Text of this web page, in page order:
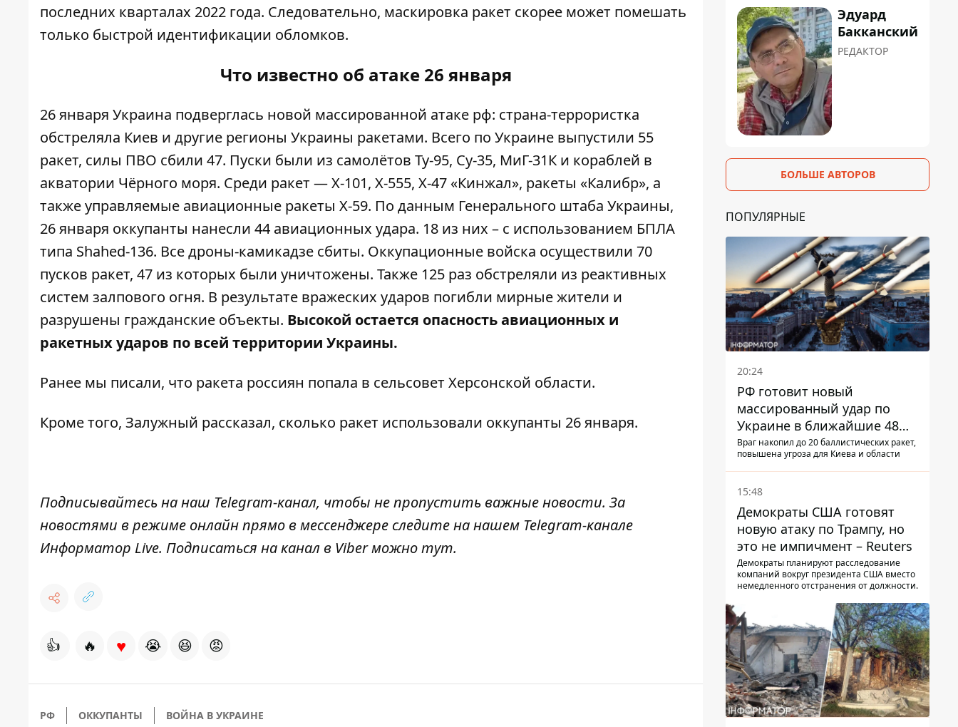
последних кварталах 2022 года. Следовательно, маскировка ракет скорее может помешать
только быстрой идентификации обломков.
Что известно об атаке 26 января
26 января Украина подверглась новой массированной атаке рф: страна-террористка
обстреляла Киев и другие регионы Украины ракетами. Всего по Украине выпустили 55
ракет, силы ПВО сбили 47. Пуски были из самолётов Ту-95, Су-35, МиГ-31К и кораблей в
акватории Чёрного моря. Среди ракет — Х-101, Х-555, Х-47 «Кинжал», ракеты «Калибр», а
также управляемые авиационные ракеты Х-59. По данным Генерального штаба Украины,
26 января оккупанты нанесли 44 авиационных удара. 18 из них – с использованием БПЛА
типа Shahed-136. Все дроны-камикадзе сбиты. Оккупационные войска осуществили 70
пусков ракет, 47 из которых были уничтожены. Также 125 раз обстреляли из реактивных
систем залпового огня. В результате вражеских ударов погибли мирные жители и
разрушены гражданские объекты. Высокой остается опасность авиационных и
ракетных ударов по всей территории Украины.
Ранее мы писали, что ракета россиян попала в сельсовет Херсонской области.
Кроме того, Залужный рассказал, сколько ракет использовали оккупанты 26 января.
Подписывайтесь на наш Telegram-канал, чтобы не пропустить важные новости. За
новостями в режиме онлайн прямо в мессенджере следите на нашем Telegram-канале
Информатор Live. Подписаться на канал в Viber можнотут.
👍 🔥 ♥ 😭 😆 😡
РФ ОККУПАНТЫ ВОЙНА В УКРАИНЕ
Эдуард
Бакканский
РЕДАКТОР
БОЛЬШЕ АВТОРОВ
ПОПУЛЯРНЫЕ
20:24
РФ готовит новый
массированный удар по
Украине в ближайшие 48
часов – разведка США
Враг накопил до 20 баллистических ракет,
повышена угроза для Киева и области
15:48
Демократы США готовят
новую атаку по Трампу, но
это не импичмент – Reuters
Демократы планируют расследование
компаний вокруг президента США вместо
немедленного отстранения от должности.